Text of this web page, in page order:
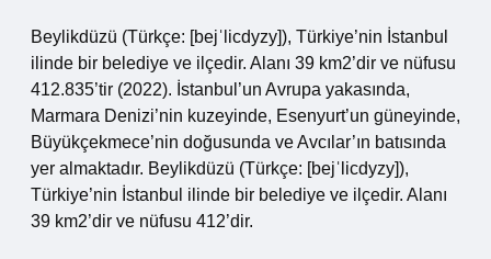
Beylikdüzü (Türkçe: [bejˈlicdyzy]), Türkiye’nin İstanbul
ilinde bir belediye ve ilçedir. Alanı 39 km2’dir ve nüfusu
412.835’tir (2022). İstanbul’un Avrupa yakasında,
Marmara Denizi’nin kuzeyinde, Esenyurt’un güneyinde,
Büyükçekmece’nin doğusunda ve Avcılar’ın batısında
yer almaktadır. Beylikdüzü (Türkçe: [bejˈlicdyzy]),
Türkiye’nin İstanbul ilinde bir belediye ve ilçedir. Alanı
39 km2’dir ve nüfusu 412’dir.